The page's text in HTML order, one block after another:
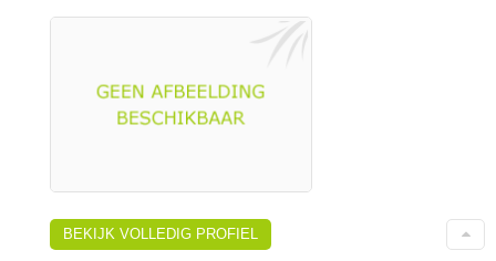
BEKIJK VOLLEDIG PROFIEL